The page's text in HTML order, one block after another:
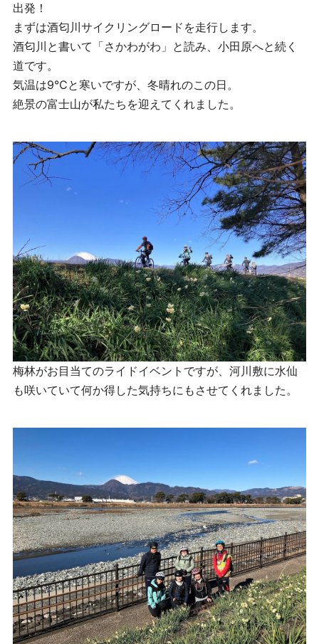
出発！
まずは酒匂川サイクリングロードを走行します。
酒匂川と書いて「さかわがわ」と読み、小田原へと続く
道です。
気温は9℃と寒いですが、冬晴れのこの日。
絶景の富士山が私たちを迎えてくれました。
梅林がお目当てのライドイベントですが、河川敷に水仙
も咲いていて何か得した気持ちにもさせてくれました。